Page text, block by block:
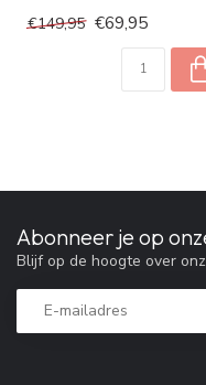
€149,95 €69,95
Abonneer je op
Blijf op de hoogte over